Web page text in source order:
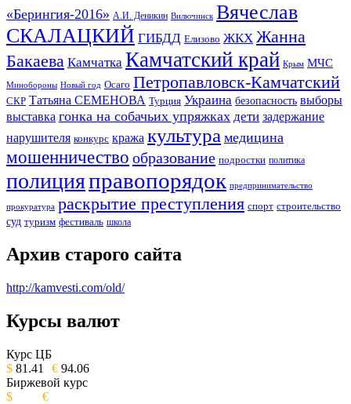
«Берингия-2016» А.И. Деникин Вилючинск Вячеслав
СКАЛАЦКИЙ ГИБДД Елизово ЖКХ Жанна
Бакаева Камчатка Камчатский край Крым МЧС
Минобороны Новый год Осаго Петропавловск-Камчатский
СКР Татьяна СЕМЕНОВА Турция Украина безопасность выборы
выставка гонка на собачьих упряжках дети задержание
нарушителя конкурс кража культура медицина
мошенничество образование подростки политика
полицияправопорядок предпринимательство
прокуратура раскрытие преступления спорт строительство
суд туризм фестиваль школа
Архив старого сайта
http://kamvesti.com/old/
ОБЩЕСТВЕННО-ПОЛИТИЧЕСКОЕ
ИЗДАНИЕ КАМЧАТСКОГО КРАЯ.
Курсы валют
Курс ЦБ
$ 81.41 € 94.06
Биржевой курс
$
€